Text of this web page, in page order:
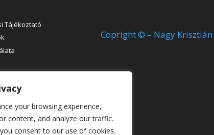
your browsing experience,
content, and analyze our traffic.
consent to our use of cookies.
Tájékoztató
festészeti
Copright © – Nagy Krisztián